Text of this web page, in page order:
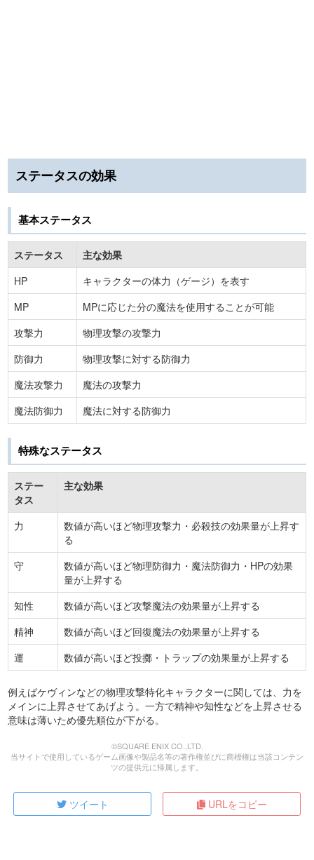
ステータスの効果
基本ステータス
ステータス
主な効果
HP
キャラクターの体力（ゲージ）を表す
MP
MPに応じた分の魔法を使用することが可能
攻撃力
物理攻撃の攻撃力
防御力
物理攻撃に対する防御力
魔法攻撃力
魔法の攻撃力
魔法防御力
魔法に対する防御力
特殊なステータス
ステー
タス
主な効果
力
数値が高いほど物理攻撃力・必殺技の効果量が上昇す
る
守
数値が高いほど物理防御力・魔法防御力・HPの効果
量が上昇する
知性
数値が高いほど攻撃魔法の効果量が上昇する
精神
数値が高いほど回復魔法の効果量が上昇する
運
数値が高いほど投擲・トラップの効果量が上昇する
例えばケヴィンなどの物理攻撃特化キャラクターに関しては、力を
メインに上昇させてあげよう。一方で精神や知性などを上昇させる
意味は薄いため優先順位が下がる。
©SQUARE ENIX CO.,LTD.
当サイトで使用しているゲーム画像や製品名等の著作権並びに商標権は当該コンテン
ツの提供元に帰属します。
ツイート URLをコピー